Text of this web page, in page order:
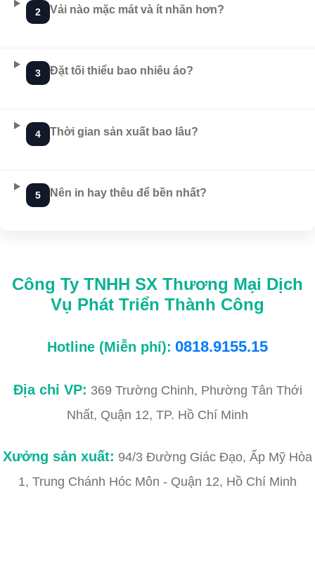
2 Vải nào mặc mát và ít nhăn hơn?
3 Đặt tối thiểu bao nhiêu áo?
4 Thời gian sản xuất bao lâu?
5 Nên in hay thêu để bền nhất?
Công Ty TNHH SX Thương Mại Dịch
Vụ Phát Triển Thành Công
Hotline (Miễn phí): 0818.9155.15
Địa chỉ VP: 369 Trường Chinh, Phường Tân Thới
Nhất, Quận 12, TP. Hồ Chí Minh
Xưởng sản xuất: 94/3 Đường Giác Đạo, Ấp Mỹ Hòa
1, Trung Chánh Hóc Môn - Quận 12, Hồ Chí Minh